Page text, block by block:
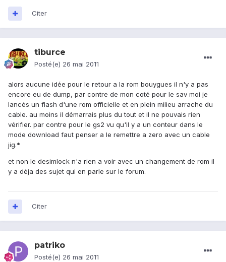
Citer
tiburce
Posté(e) 26 mai 2011
alors aucune idée pour le retour a la rom bouygues il n'y a pas
encore eu de dump, par contre de mon coté pour le sav moi je
lancés un flash d'une rom officielle et en plein milieu arrache du
cable. au moins il démarrais plus du tout et il ne pouvais rien
vérifier. par contre pour le gs2 vu qu'il y a un conteur dans le
mode download faut penser a le remettre a zero avec un cable
jig.*
et non le desimlock n'a rien a voir avec un changement de rom il
y a déja des sujet qui en parle sur le forum.
Citer
patriko
Posté(e) 26 mai 2011